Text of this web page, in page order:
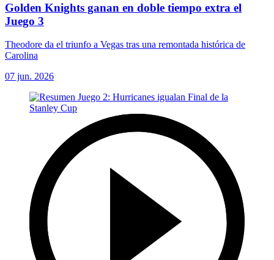
Golden Knights ganan en doble tiempo extra el
Juego 3
Theodore da el triunfo a Vegas tras una remontada histórica de
Carolina
07 jun. 2026